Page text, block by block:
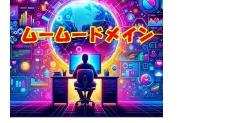
ム
ー
ド
メ
イ
ン
で
複
数
ア